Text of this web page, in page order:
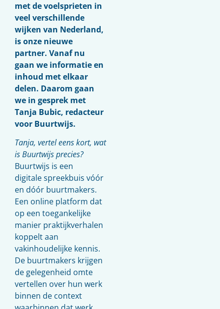
met de voelsprieten in
veel verschillende
wijken van Nederland,
is onze nieuwe
partner. Vanaf nu
gaan we informatie en
inhoud met elkaar
delen. Daarom gaan
we in gesprek met
Tanja Bubic, redacteur
voor Buurtwijs.
Tanja, vertel eens kort, wat
is Buurtwijs precies?
Buurtwijs is een
digitale spreekbuis vóór
en dóór buurtmakers.
Een online platform dat
op een toegankelijke
manier praktijkverhalen
koppelt aan
vakinhoudelijke kennis.
De buurtmakers krijgen
de gelegenheid omte
vertellen over hun werk
binnen de context